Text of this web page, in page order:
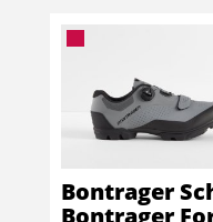
Bontrager